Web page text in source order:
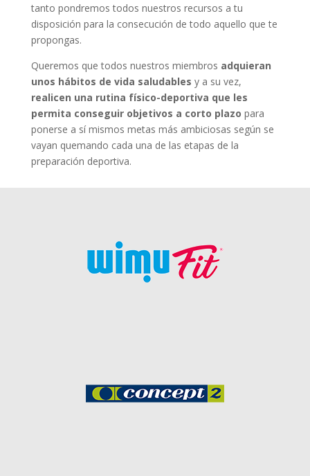
tanto pondremos todos nuestros recursos a tu
disposición para la consecución de todo aquello que te
propongas.
Queremos que todos nuestros miembros adquieran
unos hábitos de vida saludables y a su vez,
realicen una rutina físico-deportiva que les
permita conseguir objetivos a corto plazo para
ponerse a sí mismos metas más ambiciosas según se
vayan quemando cada una de las etapas de la
preparación deportiva.